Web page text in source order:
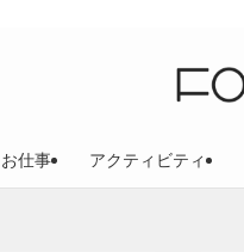
お仕事 アクティビティ